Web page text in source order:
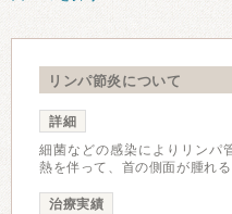
リンパ節炎について
詳細
細菌などの感染によりリンパ
熱を伴って、首の側面が腫れる
治療実績